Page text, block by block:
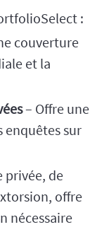
:
couverture
et la
– Offre une
enquêtes sur
privée, de
offre
nécessaire